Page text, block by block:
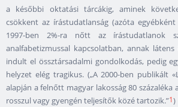
a későbbi oktatási tárcákig, aminek
csökkent az írástudatlanság (azóta
1997-ben 2%-ra nőtt az írástudatlanok
analfabetizmussal kapcsolatban, annak
indult el össztársadalmi gondolkodás, pedig
helyzet elég tragikus. („A 2000-ben publikált
alapján a felnőtt magyar lakosság 80 százaléka
rosszul vagy gyengén teljesítők közé tartozik.”1)